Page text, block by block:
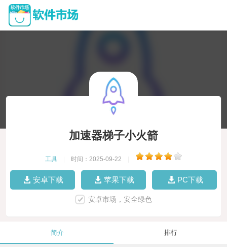
加速器梯子小火箭
工具 时间：2025-09-22
安卓下载 苹果下载 PC下载
安卓市场，安全绿色
简介 排行